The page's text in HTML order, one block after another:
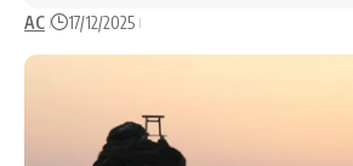
AC 17/12/2025